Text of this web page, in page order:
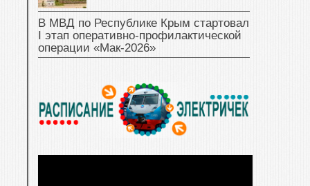
В МВД по Республике Крым стартовал
I этап оперативно‑профилактической
операции «Мак‑2026»